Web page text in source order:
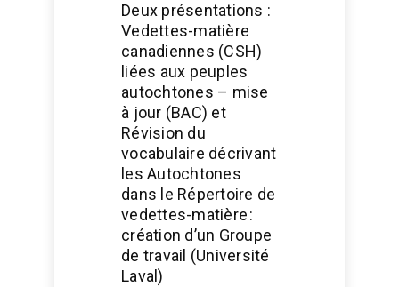
Deux présentations :
Vedettes-matière
canadiennes (CSH)
liées aux peuples
autochtones – mise
à jour (BAC) et
Révision du
vocabulaire décrivant
les Autochtones
dans le Répertoire de
vedettes-matière :
création d’un Groupe
de travail (Université
Laval)